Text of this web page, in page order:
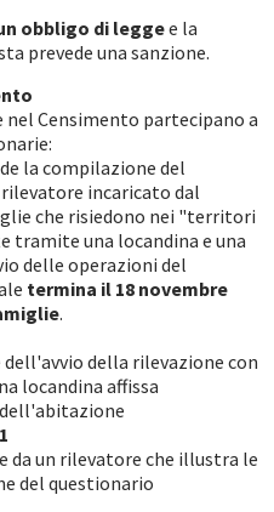
obbligo di leggee la
prevede una sanzione.
Censimento partecipano a
la compilazione del
incaricato dal
che risiedono nei "territori
tramite una locandina e una
delle operazioni del
termina il 18 novembre
.
della rilevazione con
locandina affissa
un rilevatore che illustra le
del questionario